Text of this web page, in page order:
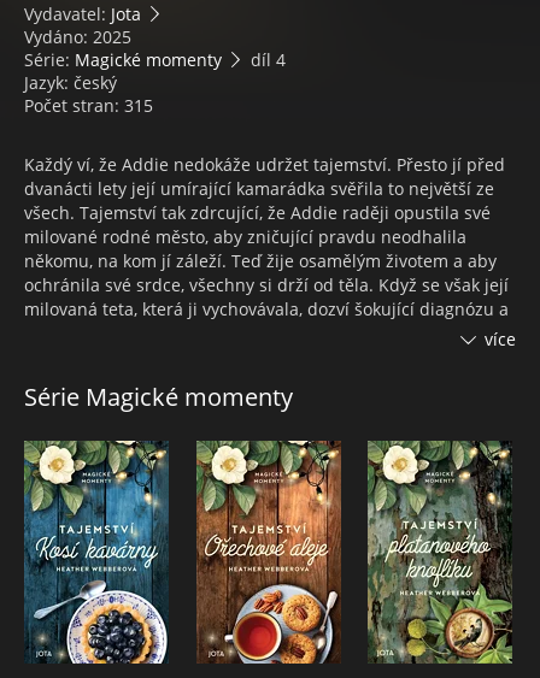
Vydavatel: Jota
Vydáno: 2025
Série: Magické momenty
díl 4
Jazyk: český
Počet stran: 315
Každý ví, že Addie nedokáže udržet tajemství. Přesto jí před
dvanácti lety její umírající kamarádka svěřila to největší ze
všech. Tajemství tak zdrcující, že Addie raději opustila své
milované rodné město, aby zničující pravdu neodhalila
někomu, na kom jí záleží. Teď žije osamělým životem a aby
ochránila své srdce, všechny si drží od těla. Když se však její
milovaná teta, která ji vychovávala, dozví šokující diagnózu a
vidět věci z lepší stránky, ale poslední dobou jako by se
kolem ní stahovala mračna. Po bolestném rozchodu u oltáře
a nečekaných zdravotních potížích milované tety se celý její
svět hroutí jako domeček z karet.
Obě ženy se musí spojit, aby ochránily magii, kterou
městečko skrývá. V jasném světle hvězd tak mohou dojít k
poznání, že pád je jen příležitostí postavit se zpět na vlastní
nohy, a uvědomí si, že srdce ví nejlíp, jak najít cestu
temnotou.
více
Série Magické momenty